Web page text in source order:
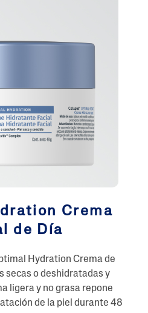
Crema
de Día
Hydration Crema de
secas o deshidratadas y
ligera y no grasa repone
de la piel durante 48